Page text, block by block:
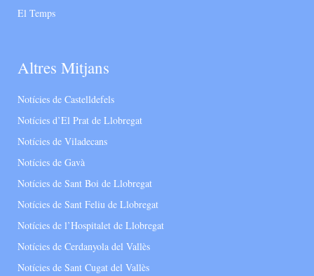
El Temps
Altres Mitjans
Notícies de Castelldefels
Notícies d’El Prat de Llobregat
Notícies de Viladecans
Notícies de Gavà
Notícies de Sant Boi de Llobregat
Notícies de Sant Feliu de Llobregat
Notícies de l’Hospitalet de Llobregat
Notícies de Cerdanyola del Vallès
Notícies de Sant Cugat del Vallès